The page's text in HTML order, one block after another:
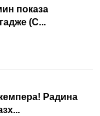
показа
(С...
Радина